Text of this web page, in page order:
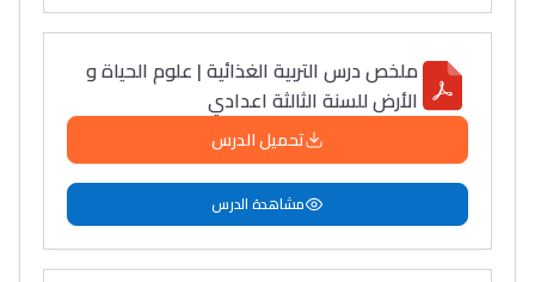
ملخص درس التربية الغذائية | علوم الحياة و
الأرض للسنة الثالثة اعدادي
تحميل الدرس
مشاهدة الدرس